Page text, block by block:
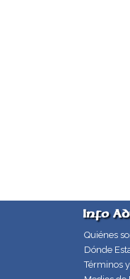
Info
Quiénes
Dónde
Términos